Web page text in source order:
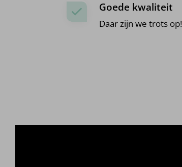
Goede kwaliteit
Daar zijn we trots op!